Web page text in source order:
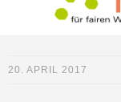
20. APRIL 2017